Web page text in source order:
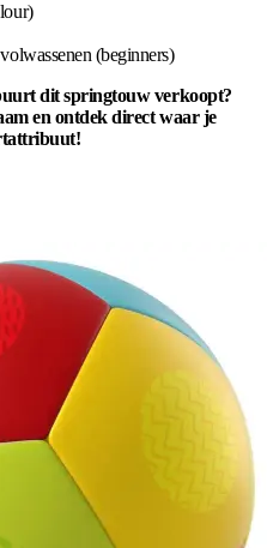
(beginners)
dit springtouw verkoopt?
en ontdek direct waar je